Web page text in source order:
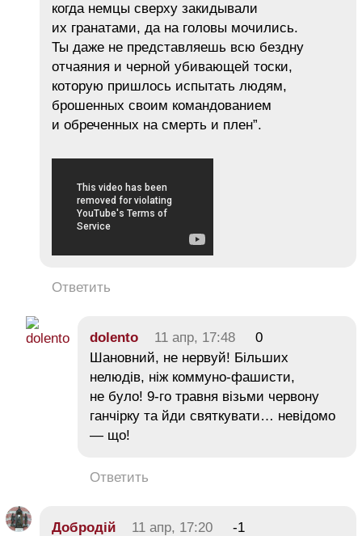
когда немцы сверху закидывали
их гранатами, да на головы мочились.
Ты даже не представляешь всю бездну
отчаяния и черной убивающей тоски,
которую пришлось испытать людям,
брошенных своим командованием
и обреченных на смерть и плен”.
Ответить
dolento 11 апр, 17:48
0
Шановний, не нервуй! Більших
нелюдів, ніж коммуно-фашисти,
не було! 9-го травня візьми червону
ганчірку та йди святкувати… невідомо
— що!
Ответить
Добродій 11 апр, 17:20
-1